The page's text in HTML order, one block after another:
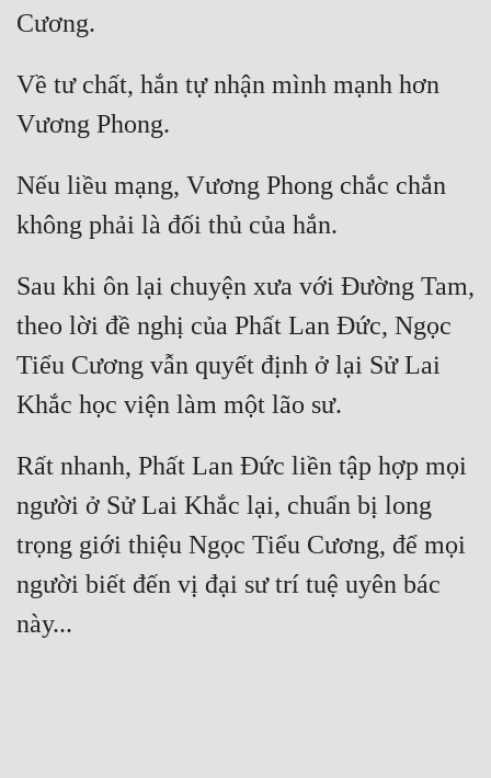
Về tư chất, hắn tự nhận mình mạnh hơn
Nếu liều mạng, Vương Phong chắc chắn
Sau khi ôn lại chuyện xưa với Đường Tam,
theo lời đề nghị của Phất Lan Đức, Ngọc
Tiểu Cương vẫn quyết định ở lại Sử Lai
Rất nhanh, Phất Lan Đức liền tập hợp mọi
người ở Sử Lai Khắc lại, chuẩn bị long
trọng giới thiệu Ngọc Tiểu Cương, để mọi
người biết đến vị đại sư trí tuệ uyên bác